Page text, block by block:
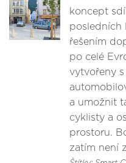
koncept
posledních
řešením
po celé
vytvořeny
a umožnit
cyklisty a
prostoru.
zatím není